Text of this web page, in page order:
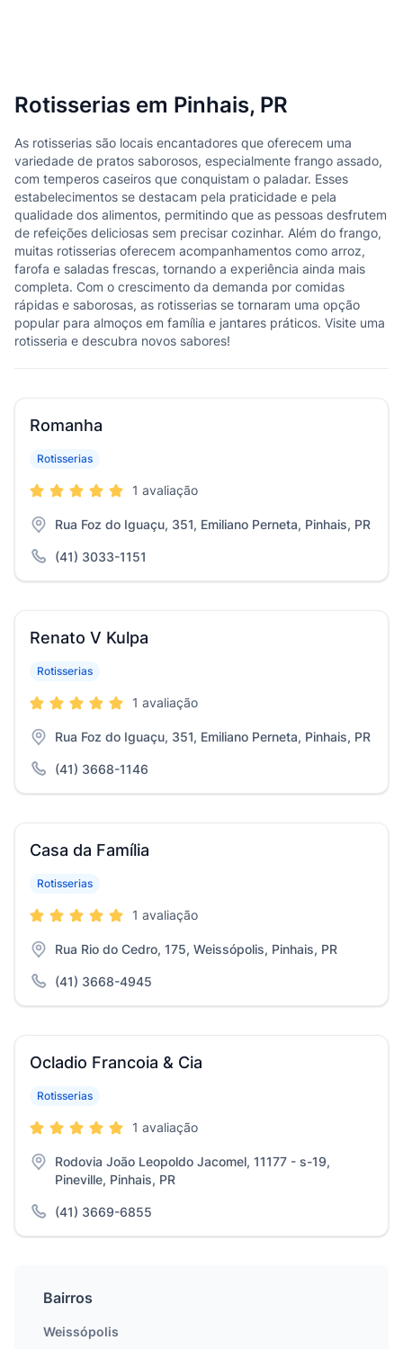
Rotisserias em Pinhais, PR
As rotisserias são locais encantadores que oferecem uma
variedade de pratos saborosos, especialmente frango assado,
com temperos caseiros que conquistam o paladar. Esses
estabelecimentos se destacam pela praticidade e pela
qualidade dos alimentos, permitindo que as pessoas desfrutem
de refeições deliciosas sem precisar cozinhar. Além do frango,
muitas rotisserias oferecem acompanhamentos como arroz,
farofa e saladas frescas, tornando a experiência ainda mais
completa. Com o crescimento da demanda por comidas
rápidas e saborosas, as rotisserias se tornaram uma opção
popular para almoços em família e jantares práticos. Visite uma
rotisseria e descubra novos sabores!
Romanha
Rotisserias
1 avaliação
Rua Foz do Iguaçu, 351, Emiliano Perneta, Pinhais, PR
(41) 3033-1151
Renato V Kulpa
Rotisserias
1 avaliação
Rua Foz do Iguaçu, 351, Emiliano Perneta, Pinhais, PR
(41) 3668-1146
Casa da Família
Rotisserias
1 avaliação
Rua Rio do Cedro, 175, Weissópolis, Pinhais, PR
(41) 3668-4945
Ocladio Francoia & Cia
Rotisserias
1 avaliação
Rodovia João Leopoldo Jacomel, 11177 - s-19,
Pineville, Pinhais, PR
(41) 3669-6855
Bairros
Weissópolis